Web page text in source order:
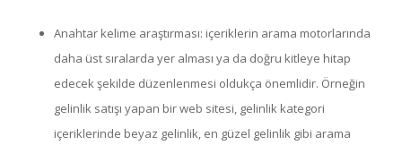
Anahtar kelime araştırması: içeriklerin arama motorlarında
daha üst sıralarda yer alması ya da doğru kitleye hitap
edecek şekilde düzenlenmesi oldukça önemlidir. Örneğin
gelinlik satışı yapan bir web sitesi, gelinlik kategori
içeriklerinde beyaz gelinlik, en güzel gelinlik gibi arama